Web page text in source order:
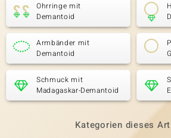
Ohrringe mit
Demantoid
Armbänder mit
Demantoid
Schmuck mit
Madagaskar-Demantoid
Kategorien dieses